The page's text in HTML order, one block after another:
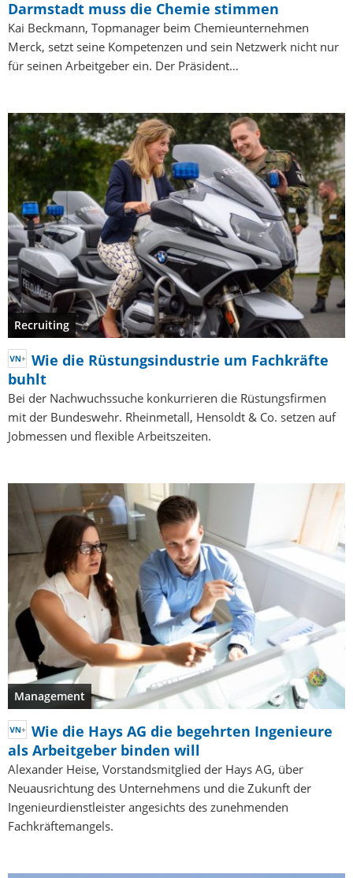
Darmstadt muss die Chemie stimmen
Kai Beckmann, Topmanager beim Chemieunternehmen
Merck, setzt seine Kompetenzen und sein Netzwerk nicht nur
für seinen Arbeitgeber ein. Der Präsident…
Recruiting
Wie die Rüstungsindustrie um Fachkräfte
buhlt
Bei der Nachwuchssuche konkurrieren die Rüstungsfirmen
mit der Bundeswehr. Rheinmetall, Hensoldt & Co. setzen auf
Jobmessen und flexible Arbeitszeiten.
Management
Wie die Hays AG die begehrten Ingenieure
als Arbeitgeber binden will
Alexander Heise, Vorstandsmitglied der Hays AG, über
Neuausrichtung des Unternehmens und die Zukunft der
Ingenieurdienstleister angesichts des zunehmenden
Fachkräftemangels.